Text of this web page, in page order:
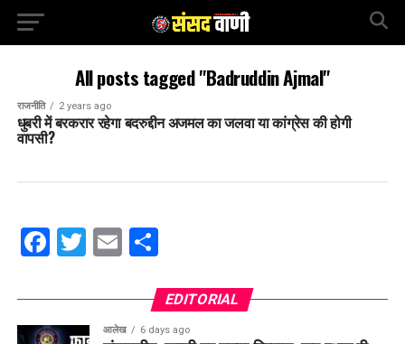
All posts tagged "Badruddin Ajmal"
राजनीति 2 years ago
धुबरी में बरकरार रहेगा बदरुद्दीन अजमल का जलवा या कांग्रेस की होगी
वापसी?
Facebook
Twitter
EmailShare
EDITORIAL
आलेख 6 days ago